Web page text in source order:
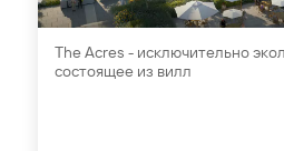
The Acres - исключительно
состоящее из вилл